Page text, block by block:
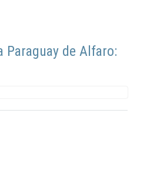
de Alfaro: